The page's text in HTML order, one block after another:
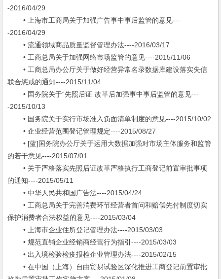
-2016/04/29
• 上海市工商局关于加强广告事中事后监管的意见---
-2016/04/29
• 流通领域商品质量监督管理办法----2016/03/17
• 工商总局关于加强网络市场监管的意见----2015/11/06
• 工商总局办公厅关于做好经营异常名录数据库建设落实失信
联合惩戒的通知----2015/11/04
• 国务院关于“先照后证”改革后加强事中事后监管的意见---
-2015/10/13
• 国务院关于实行市场准入负面清单制度的意见----2015/10/02
• 企业经营范围登记管理规定----2015/08/27
• [蓝]国务院办公厅关于运用大数据加强对市场主体服务和监管
的若干意见----2015/07/01
• 关于严格落实先照后证改革严格执行工商登记前置审批事项
的通知----2015/05/11
• 中华人民共和国广告法----2015/04/24
• 工商总局关于完善消费环节经营者首问和赔偿先付制度切实
保护消费者合法权益的意见----2015/03/04
• 上海市企业住所登记管理办法----2015/03/03
• 规范直销企业经销商经营行为指引----2015/03/03
• 出入境检验检疫报检企业管理办法----2015/02/15
• 在中国（上海）自由贸易试验区深化推进工商登记前置审批